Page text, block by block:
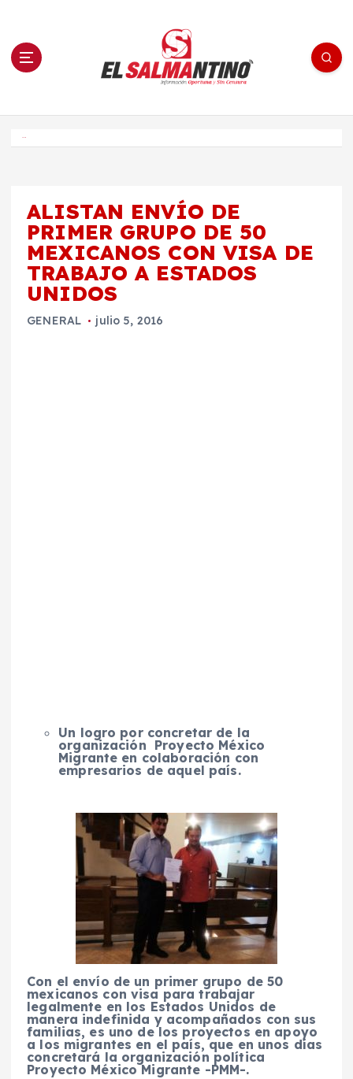
n El Salmantino - medios/noticias/editorial
ALISTAN ENVÍO DE
PRIMER GRUPO DE 50
MEXICANOS CON VISA DE
TRABAJO A ESTADOS
UNIDOS
GENERAL julio 5, 2016
Un logro por concretar de la
organización Proyecto México
Migrante en colaboración con
empresarios de aquel país.
Con el envío de un primer grupo de 50
mexicanos con visa para trabajar
legalmente en los Estados Unidos de
manera indefinida y acompañados con sus
familias, es uno de los proyectos en apoyo
a los migrantes en el país, que en unos días
concretará la organización política
Proyecto México Migrante -PMM-.